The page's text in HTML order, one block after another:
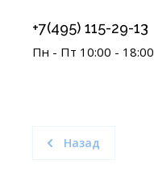
+7(495) 115-29-13
Пн - Пт 10:00 - 18:00
Назад